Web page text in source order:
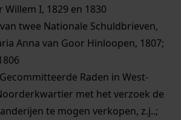
I, 1829 en 1830
twee Nationale Schuldbrieven,
Anna van Goor Hinloopen, 1807;
Raden in West-
met het verzoek de
te mogen verkopen, z.j..;